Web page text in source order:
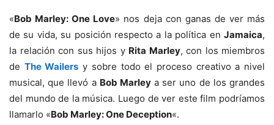
«Bob Marley: One Love» nos deja con ganas de ver más
de su vida, su posición respecto a la política en Jamaica,
la relación con sus hijos y Rita Marley, con los miembros
de The Wailers y sobre todo el proceso creativo a nivel
musical, que llevó a Bob Marleya ser uno de los grandes
del mundo de la música. Luego de ver este film podríamos
llamarlo «Bob Marley: One Deception«.